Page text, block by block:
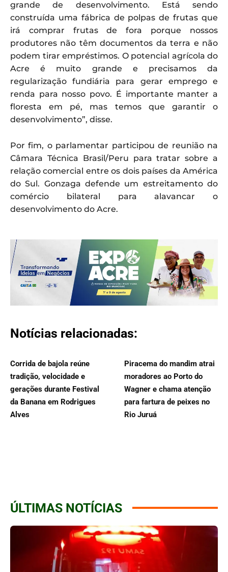
grande de desenvolvimento. Está sendo
construída uma fábrica de polpas de frutas que
irá comprar frutas de fora porque nossos
produtores não têm documentos da terra e não
podem tirar empréstimos. O potencial agrícola do
Acre é muito grande e precisamos da
regularização fundiária para gerar emprego e
renda para nosso povo. É importante manter a
floresta em pé, mas temos que garantir o
desenvolvimento”, disse.
Por fim, o parlamentar participou de reunião na
Câmara Técnica Brasil/Peru para tratar sobre a
relação comercial entre os dois países da América
do Sul. Gonzaga defende um estreitamento do
comércio bilateral para alavancar o
desenvolvimento do Acre.
Notícias relacionadas:
Corrida de bajola reúne
tradição, velocidade e
gerações durante Festival
da Banana em Rodrigues
Alves
Piracema do mandim atrai
moradores ao Porto do
Wagner e chama atenção
para fartura de peixes no
Rio Juruá
ÚLTIMAS NOTÍCIAS